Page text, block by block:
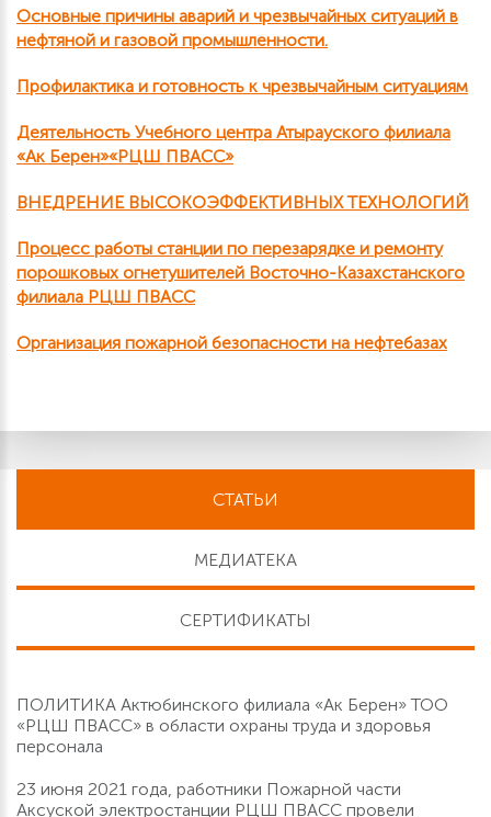
Основные причины аварий и чрезвычайных ситуаций в
нефтяной и газовой промышленности.
Профилактика и готовность к чрезвычайным ситуациям
Деятельность Учебного центра Атырауского филиала
«Ак Берен»«РЦШ ПВАСС»
ВНЕДРЕНИЕ ВЫСОКОЭФФЕКТИВНЫХ ТЕХНОЛОГИЙ
Процесс работы станции по перезарядке и ремонту
порошковых огнетушителей Восточно-Казахстанского
филиала РЦШ ПВАСС
Организация пожарной безопасности на нефтебазах
СТАТЬИ
МЕДИАТЕКА
СЕРТИФИКАТЫ
ПОЛИТИКА Актюбинского филиала «Ак Берен» ТОО
«РЦШ ПВАСС» в области охраны труда и здоровья
персонала
23 июня 2021 года, работники Пожарной части
Аксуской электростанции РЦШ ПВАСС провели